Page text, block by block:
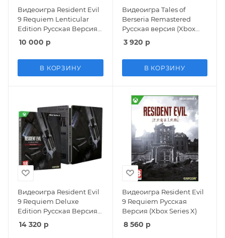
Видеоигра Resident Evil
9 Requiem Lenticular
Edition Русская Версия
(Xbox Series X)
10 000 р
В КОРЗИНУ
Видеоигра Tales of
Berseria Remastered
Русская версия (Xbox
Series X)
3 920 р
В КОРЗИНУ
Видеоигра Resident Evil
9 Requiem Deluxe
Edition Русская Версия
(Xbox Series X)
14 320 р
Видеоигра Resident Evil
9 Requiem Русская
Версия (Xbox Series X)
8 560 р